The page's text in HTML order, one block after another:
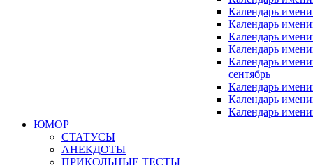
Календарь
Календарь
Календарь
Календарь
Календарь
сентябрь
Календарь
Календарь
Календарь
ЮМОР
СТАТУСЫ
АНЕКДОТЫ
ПРИКОЛЬНЫЕ ТЕСТЫ